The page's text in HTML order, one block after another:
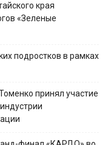
края
«Зеленые
подростков в рамках
принял участие